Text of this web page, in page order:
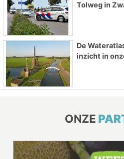
Tolweg in
De
inzicht in
ONZE